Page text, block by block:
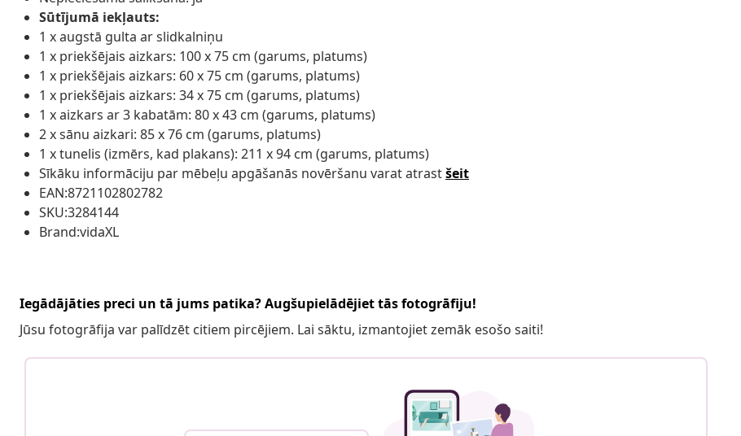
Sūtījumā iekļauts:
1 x augstā gulta ar slidkalniņu
1 x priekšējais aizkars: 100 x 75 cm (garums, platums)
1 x priekšējais aizkars: 60 x 75 cm (garums, platums)
1 x priekšējais aizkars: 34 x 75 cm (garums, platums)
1 x aizkars ar 3 kabatām: 80 x 43 cm (garums, platums)
2 x sānu aizkari: 85 x 76 cm (garums, platums)
1 x tunelis (izmērs, kad plakans): 211 x 94 cm (garums, platums)
Sīkāku informāciju par mēbeļu apgāšanās novēršanu varat atrastšeit
EAN:8721102802782
SKU:3284144
Brand:vidaXL
Iegādājāties preci un tā jums patika? Augšupielādējiet tās fotogrāfiju!
Jūsu fotogrāfija var palīdzēt citiem pircējiem. Lai sāktu, izmantojiet zemāk esošo saiti!